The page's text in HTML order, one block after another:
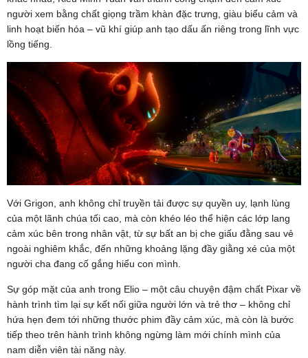
người xem bằng chất giọng trầm khàn đặc trưng, giàu biểu cảm và
linh hoạt biến hóa – vũ khí giúp anh tạo dấu ấn riêng trong lĩnh vực
lồng tiếng.
Với Grigon, anh không chỉ truyền tải được sự quyền uy, lạnh lùng
của một lãnh chúa tối cao, mà còn khéo léo thể hiện các lớp lang
cảm xúc bên trong nhân vật, từ sự bất an bị che giấu đằng sau vẻ
ngoài nghiêm khắc, đến những khoảng lặng đầy giằng xé của một
người cha đang cố gắng hiểu con mình.
Sự góp mặt của anh trong Elio – một câu chuyện đậm chất Pixar về
hành trình tìm lại sự kết nối giữa người lớn và trẻ thơ – không chỉ
hứa hẹn đem tới những thước phim đầy cảm xúc, mà còn là bước
tiếp theo trên hành trình không ngừng làm mới chính mình của
nam diễn viên tài năng này.